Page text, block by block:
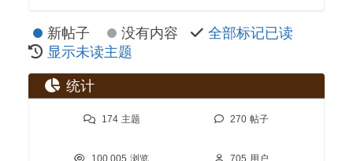
新帖子 没有内容
全部标记已读
显示未读主题
统计
174 主题 270 帖子
100,005 浏览 705 用户